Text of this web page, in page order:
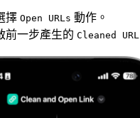
擇 Open URLs 動作。
前一步產生的 Cleaned URL